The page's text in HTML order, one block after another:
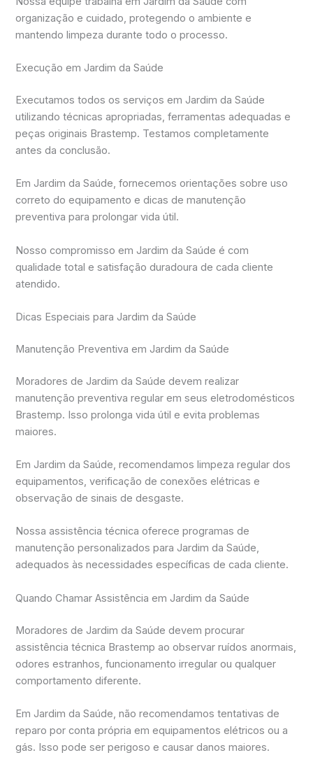
organização e cuidado, protegendo o ambiente e
mantendo limpeza durante todo o processo.
Execução em Jardim da Saúde
Executamos todos os serviços em Jardim da Saúde
utilizando técnicas apropriadas, ferramentas adequadas e
peças originais Brastemp. Testamos completamente
antes da conclusão.
Em Jardim da Saúde, fornecemos orientações sobre uso
correto do equipamento e dicas de manutenção
preventiva para prolongar vida útil.
Nosso compromisso em Jardim da Saúde é com
qualidade total e satisfação duradoura de cada cliente
atendido.
Dicas Especiais para Jardim da Saúde
Manutenção Preventiva em Jardim da Saúde
Moradores de Jardim da Saúde devem realizar
manutenção preventiva regular em seus eletrodomésticos
Brastemp. Isso prolonga vida útil e evita problemas
maiores.
Em Jardim da Saúde, recomendamos limpeza regular dos
equipamentos, verificação de conexões elétricas e
observação de sinais de desgaste.
Nossa assistência técnica oferece programas de
manutenção personalizados para Jardim da Saúde,
adequados às necessidades específicas de cada cliente.
Quando Chamar Assistência em Jardim da Saúde
Moradores de Jardim da Saúde devem procurar
assistência técnica Brastemp ao observar ruídos anormais,
odores estranhos, funcionamento irregular ou qualquer
comportamento diferente.
Em Jardim da Saúde, não recomendamos tentativas de
reparo por conta própria em equipamentos elétricos ou a
gás. Isso pode ser perigoso e causar danos maiores.